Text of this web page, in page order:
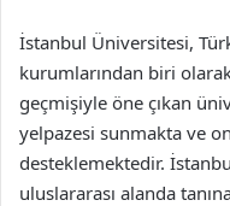
İstanbul Üniversitesi,
kurumlarından biri
geçmişiyle öne çıkan
yelpazesi sunmakta ve
desteklemektedir.
uluslararası alanda